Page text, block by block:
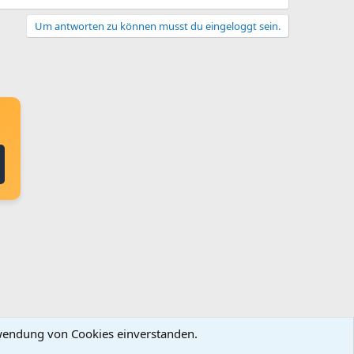
Um antworten zu können musst du eingeloggt sein.
und Regeln Datenschutz Hilfe
von Cookies einverstanden.